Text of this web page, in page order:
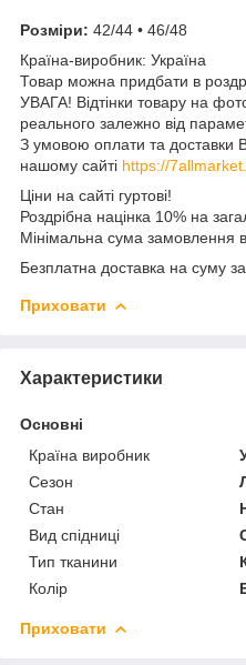
Розміри: 42/44 • 46/48
Країна-виробник: Україна
Товар можна придбати в
УВАГА! Відтінки товару на
реального залежно від
З умовою оплати та доставки
нашому сайті https://
Ціни на сайті гуртові!
Роздрібна націнка 10% на
Мінімальна сума замовлення
Безплатна доставка на суму
Приховати
Характеристики
Основні
Країна виробник
Сезон
Стан
Вид спідниці
Тип тканини
Колір
Приховати